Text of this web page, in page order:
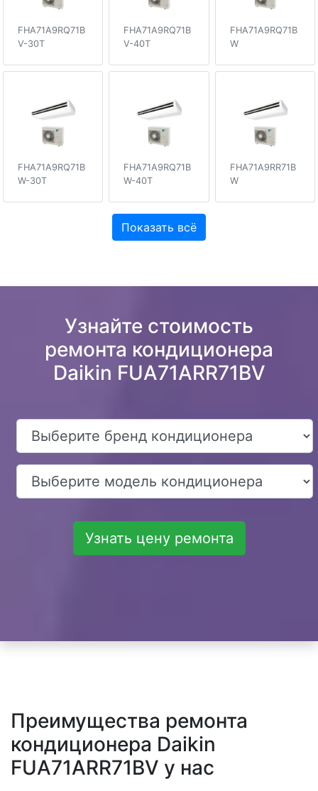
FHA71A9RQ71B
V-30T
FHA71A9RQ71B
V-40T
FHA71A9RQ71B
W
FHA71A9RQ71B
W-30T
FHA71A9RQ71B
W-40T
FHA71A9RR71B
W
Показать всё
Узнайте стоимость
ремонта кондиционера
Daikin FUA71ARR71BV
Узнать цену ремонта
Преимущества ремонта
кондиционера Daikin
FUA71ARR71BV у нас